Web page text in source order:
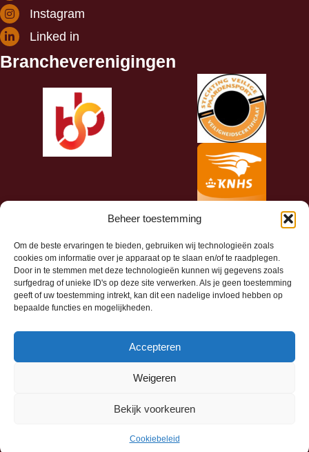
Beheer toestemming
Om de beste ervaringen te bieden, gebruiken wij technologieën zoals
cookies om informatie over je apparaat op te slaan en/of te raadplegen.
Door in te stemmen met deze technologieën kunnen wij gegevens zoals
surfgedrag of unieke ID's op deze site verwerken. Als je geen toestemming
geeft of uw toestemming intrekt, kan dit een nadelige invloed hebben op
bepaalde functies en mogelijkheden.
Accepteren
Weigeren
Bekijk voorkeuren
Cookiebeleid
Instagram
Linked in
Brancheverenigingen
Bekijk hier deBeschikbaarheidswijzer